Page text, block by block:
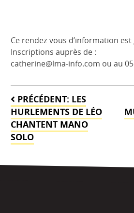
Ce rendez-vous d’information
Inscriptions auprès de :
catherine@lma-info.com ou au
Navigation
de
l’article
PRÉCÉDENT: LES
HURLEMENTS DE LÉO
CHANTENT MANO
SOLO